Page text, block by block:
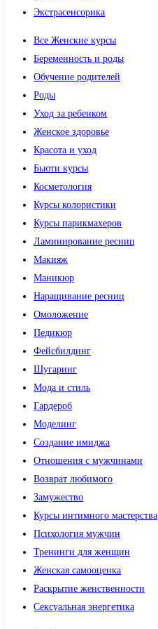
Экстрасенсорика
Все Женские курсы
Беременность и роды
Обучение родителей
Роды
Уход за ребенком
Женское здоровье
Красота и уход
Бьюти курсы
Косметология
Курсы колористики
Курсы парикмахеров
Ламинирование ресниц
Макияж
Маникюр
Наращивание ресниц
Омоложение
Педикюр
Фейсбилдинг
Шугаринг
Мода и стиль
Гардероб
Моделинг
Создание имиджа
Отношения с мужчинами
Возврат любимого
Замужество
Курсы интимного мастерства
Психология мужчин
Тренинги для женщин
Женская самооценка
Раскрытие женственности
Сексуальная энергетика